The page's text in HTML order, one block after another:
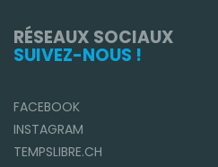
RÉSEAUX SOCIAUX
SUIVEZ-NOUS !
FACEBOOK
INSTAGRAM
TEMPSLIBRE.CH